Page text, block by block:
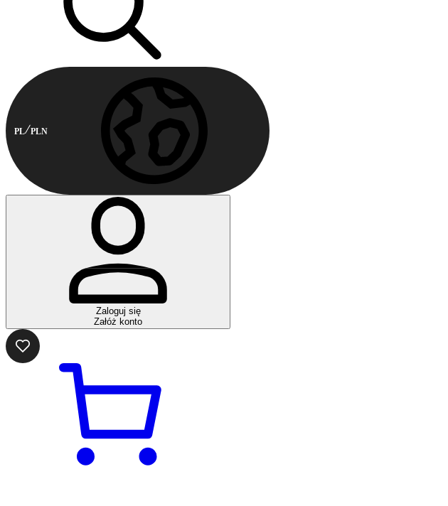
PL PLN
Zaloguj się
Załóż konto